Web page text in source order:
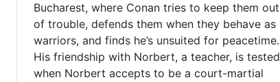
Bucharest, where Conan tries to keep them out
of trouble, defends them when they behave as
warriors, and finds he’s unsuited for peacetime.
His friendship with Norbert, a teacher, is tested
when Norbert accepts to be a court-martial